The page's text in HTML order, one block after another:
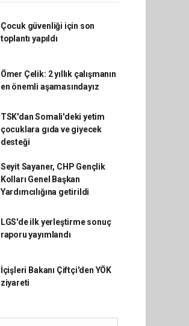
Çocuk güvenliği için son
toplantı yapıldı
Ömer Çelik: 2 yıllık çalışmanın
en önemli aşamasındayız
TSK'dan Somali'deki yetim
çocuklara gıda ve giyecek
desteği
Seyit Sayaner, CHP Gençlik
Kolları Genel Başkan
Yardımcılığına getirildi
LGS'de ilk yerleştirme sonuç
raporu yayımlandı
İçişleri Bakanı Çiftçi'den YÖK
ziyareti